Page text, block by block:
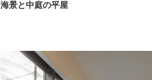
海景と中庭の平屋